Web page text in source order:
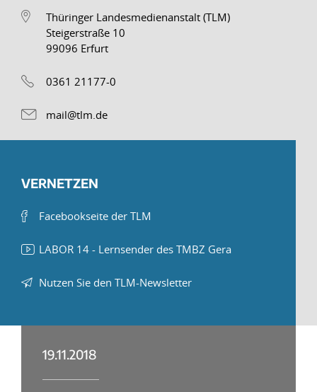
Thüringer Landesmedienanstalt (TLM)
Steigerstraße 10
99096 Erfurt
0361 21177-0
mail@tlm.de
VERNETZEN
Facebookseite der TLM
LABOR 14 - Lernsender des TMBZ Gera
Nutzen Sie den TLM-Newsletter
19.11.2018